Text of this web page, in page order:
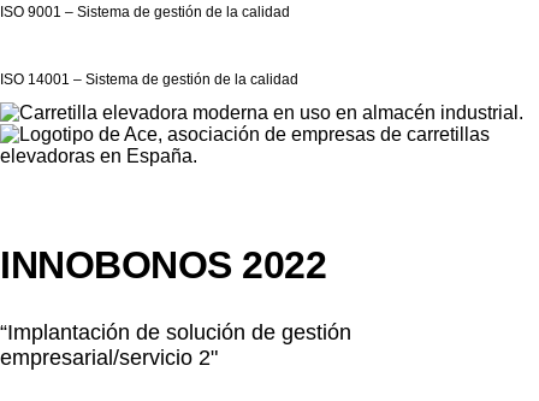
ISO 9001 – Sistema de gestión de la calidad
ISO 14001 – Sistema de gestión de la calidad
INNOBONOS 2022
“Implantación de solución de gestión
empresarial/servicio 2"